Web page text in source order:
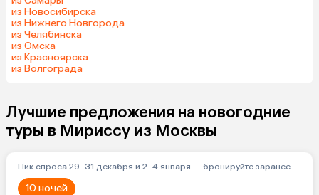
из Новосибирска
из Нижнего Новгорода
из Челябинска
из Омска
из Красноярска
из Волгограда
Лучшие предложения на новогодние
туры в Мириссу из Москвы
Пик спроса 29–31 декабря и 2–4 января — бронируйте заранее
10 ночей